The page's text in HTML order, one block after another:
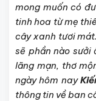
mong muốn có
tinh hoa từ mẹ
cây xanh tươi
sẽ phần nào sưởi
lãng mạn, thơ
ngày hôm nay
thông tin về ban